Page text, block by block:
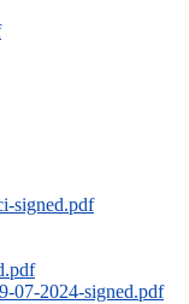
signed.pdf
07-2024-signed.pdf